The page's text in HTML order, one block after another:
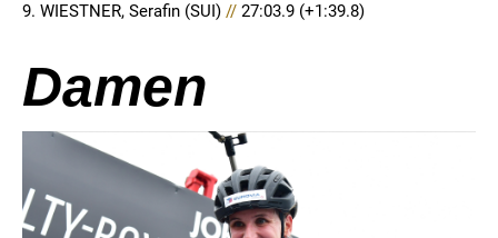
9. WIESTNER, Serafin (SUI) //27:03.9 (+1:39.8)
Damen